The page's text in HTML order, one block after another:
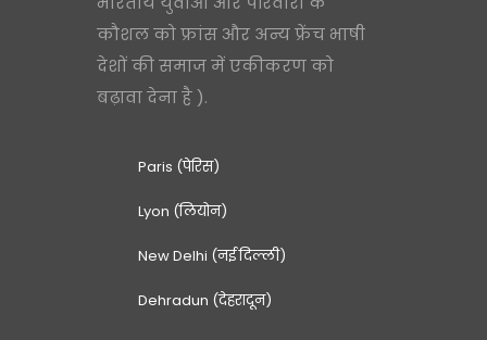
कौशल को फ्रांस और अन्य फ्रेंच भाषी
देशों की समाज में एकीकरण को
बढ़ावा देना है ).
Paris (पेरिस)
Lyon (लियोन)
New Delhi (नई दिल्ली)
Dehradun (देहरादून)